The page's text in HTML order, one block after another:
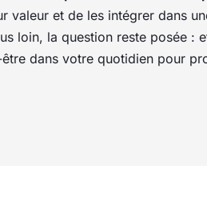
valeur et de les intégrer dans
loin, la question reste posée :
dans votre quotidien pour